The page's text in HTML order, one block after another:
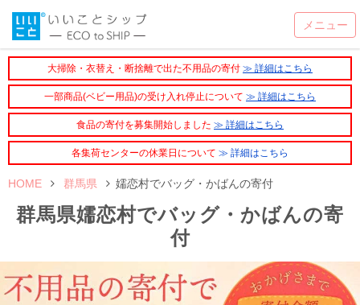
大掃除・衣替え・断捨離で出た不用品の寄付 ≫ 詳細はこちら
一部商品(ベビー用品)の受け入れ停止について ≫ 詳細はこちら
食品の寄付を募集開始しました ≫ 詳細はこちら
各集荷センターの休業日について ≫ 詳細はこちら
HOME 群馬県 嬬恋村でバッグ・かばんの寄付
群馬県嬬恋村でバッグ・かばんの寄
付